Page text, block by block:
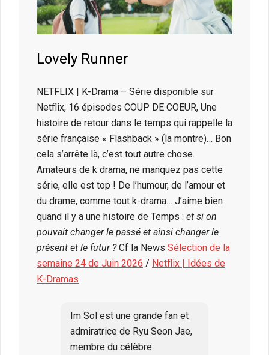
Lovely Runner
NETFLIX | K-Drama – Série disponible sur
Netflix, 16 épisodes COUP DE COEUR, Une
histoire de retour dans le temps qui rappelle la
série française « Flashback » (la montre)… Bon
cela s’arrête là, c’est tout autre chose.
Amateurs de k drama, ne manquez pas cette
série, elle est top ! De l’humour, de l’amour et
du drame, comme tout k-drama… J’aime bien
quand il y a une histoire de Temps : et si on
pouvait changer le passé et ainsi changer le
présent et le futur ?Cf la News Sélection de la
semaine 24 de Juin 2026 / Netflix | Idées de
K-Dramas
Im Sol est une grande fan et
admiratrice de Ryu Seon Jae,
membre du célèbre